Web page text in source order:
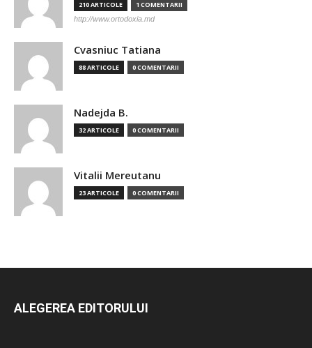
210 ARTICOLE 1 COMENTARII
http://www.ortodoxia.md
Cvasniuc Tatiana
88 ARTICOLE 0 COMENTARII
Nadejda B.
32 ARTICOLE 0 COMENTARII
Vitalii Mereutanu
23 ARTICOLE 0 COMENTARII
ALEGEREA EDITORULUI